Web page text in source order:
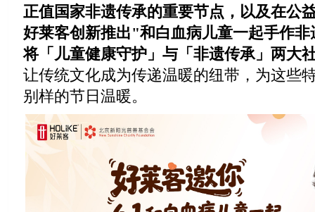
正值国家非遗传承的重要节点，以及在公
好莱客创新推出"和白血病儿童一起手作
将「儿童健康守护」与「非遗传承」两大
让传统文化成为传递温暖的纽带，为这些
别样的节日温暖。